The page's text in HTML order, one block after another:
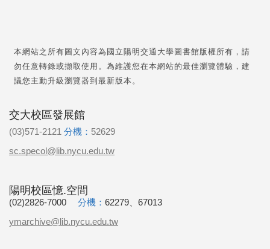
本網站之所有圖文內容為國立陽明交通大學圖書館版權所有，請
勿任意轉錄或擷取使用。為維護您在本網站的最佳瀏覽體驗，建
議您主動升級瀏覽器到最新版本。
交大校區發展館
(03)571-2121 分機： 52629
sc.specol@lib.nycu.edu.tw
陽明校區憶.空間
(02)2826-7000 分機： 62279、67013
ymarchive@lib.nycu.edu.tw